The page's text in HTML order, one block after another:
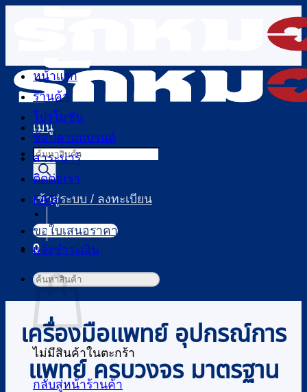
เนื้อหา
เมนู
Products
search
เข้าสู่ระบบ / ลงทะเบียน
0
ไม่มีสินค้าในตะกร้า
กลับสู่หน้าร้านค้า
หน้าแรก
ร้านค้า
โปรโมชัน
ช้อปตามแบรนด์
สาระน่ารู้
ติดต่อเรา
FAQ
ขอใบเสนอราคา
แจ้งชำระเงิน
ค้นหา:
เครื่องมือแพทย์ อุปกรณ์การ
แพทย์ ครบวงจร มาตรฐาน